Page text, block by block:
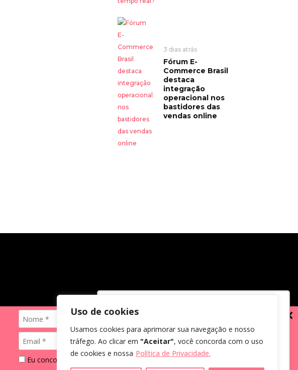
Eu concordo em receber comunicações.
Utilizamos cookies para oferecer melhor
experiência, melhorar o desempenho,
analisar como você interage em nosso
site e personalizar conteúdo.
Uso de cookies
Usamos cookies para aprimorar sua navegação e nosso
tráfego. Ao clicar em "Aceitar", você concorda com o uso
de cookies e nossa Política de Privacidade.
3 dias atrás
Fórum E-
Commerce Brasil
destaca
integração
operacional nos
bastidores das
vendas online